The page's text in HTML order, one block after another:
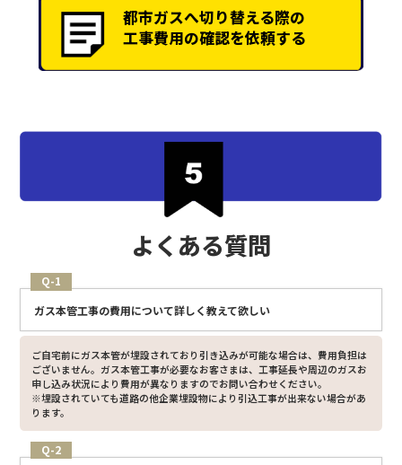
都市ガスへ切り替える際の
工事費用の確認を依頼する
よくある質問
Q-1
ガス本管工事の費用について詳しく教えて欲しい
ご自宅前にガス本管が埋設されており引き込みが可能な場合は、費用負担は
ございません。ガス本管工事が必要なお客さまは、工事延長や周辺のガスお
申し込み状況により費用が異なりますのでお問い合わせください。
※埋設されていても道路の他企業埋設物により引込工事が出来ない場合があ
ります。
Q-2